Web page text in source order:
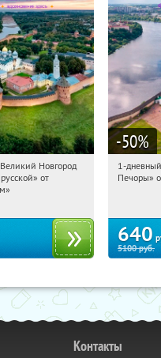
Купили:22
Новгород
от
-50%
1-
Печоры»
640
5100руб.
Контакты